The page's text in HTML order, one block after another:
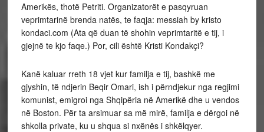
Amerikës, thotë Petriti. Organizatorët e pasqyruan
veprimtarinë brenda natës, te faqja: messiah by kristo
kondaci.com (Ata që duan të shohin veprimtaritë e tij, i
gjejnë te kjo faqe.) Por, cili është Kristi Kondakçi?
Kanë kaluar rreth 18 vjet kur familja e tij, bashkë me
gjyshin, të ndjerin Beqir Omari, ish i përndjekur nga regjimi
komunist, emigroi nga Shqipëria në Amerikë dhe u vendos
në Boston. Për ta arsimuar sa më mirë, familja e dërgoi në
shkolla private, ku u shqua si nxënës i shkëlqyer.